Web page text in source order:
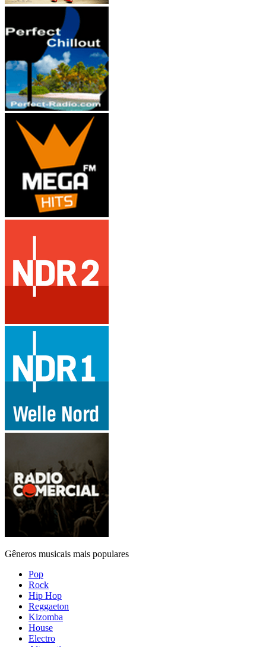
Gêneros musicais mais populares
Pop
Rock
Hip Hop
Reggaeton
Kizomba
House
Electro